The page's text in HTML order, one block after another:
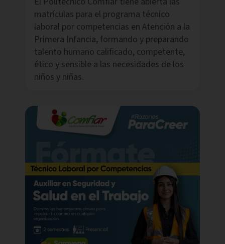
matrículas para el programa técnico
laboral por competencias en Atención a la
Primera Infancia, formando y preparando
talento humano calificado, competente,
ético y sensible a las necesidades de los
niños y niñas.